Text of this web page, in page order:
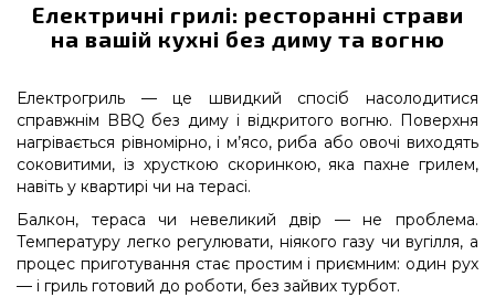
Електричні грилі: ресторанні страви
на вашій кухні без диму та вогню
Електрогриль — це швидкий спосіб насолодитися
справжнім BBQ без диму і відкритого вогню. Поверхня
нагрівається рівномірно, і м’ясо, риба або овочі виходять
соковитими, із хрусткою скоринкою, яка пахне грилем,
навіть у квартирі чи на терасі.
Балкон, тераса чи невеликий двір — не проблема.
Температуру легко регулювати, ніякого газу чи вугілля, а
процес приготування стає простим і приємним: один рух
— і гриль готовий до роботи, без зайвих турбот.